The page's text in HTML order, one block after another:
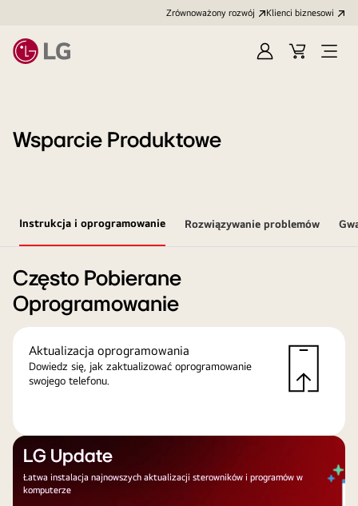
Zrównoważony rozwój Klienci biznesowi
ZalogujKoszyk
Wsparcie Produktowe
Instrukcja i oprogramowanie Rozwiązywanie problemów
Często Pobierane
Oprogramowanie
Aktualizacja oprogramowania
Dowiedz się, jak zaktualizować oprogramowanie
swojego telefonu.
LG Update
Łatwa instalacja najnowszych aktualizacji sterowników i programów w
komputerze